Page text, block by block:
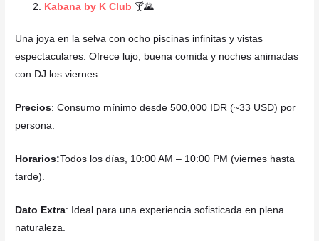
Kabana by K Club 🍸🌄
Una joya en la selva con ocho piscinas infinitas y vistas
espectaculares. Ofrece lujo, buena comida y noches animadas
con DJ los viernes.
Precios: Consumo mínimo desde 500,000 IDR (~33 USD) por
persona.
Horarios:Todos los días, 10:00 AM – 10:00 PM (viernes hasta
tarde).
Dato Extra: Ideal para una experiencia sofisticada en plena
naturaleza.